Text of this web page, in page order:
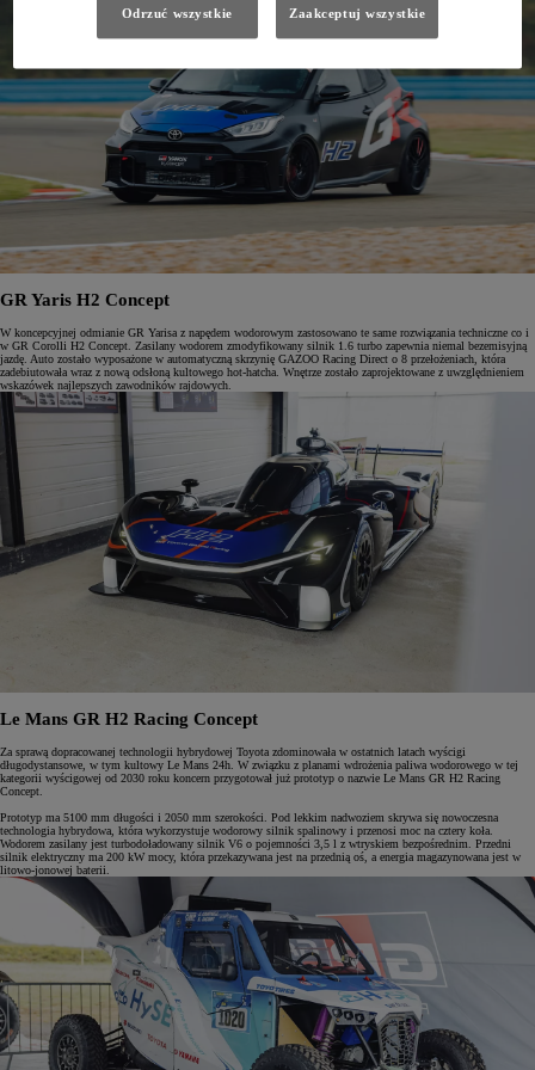
GR Yaris H2 Concept
W koncepcyjnej odmianie GR Yarisa z napędem wodorowym zastosowano te same rozwiązania techniczne co i
w GR Corolli H2 Concept. Zasilany wodorem zmodyfikowany silnik 1.6 turbo zapewnia niemal bezemisyjną
jazdę. Auto zostało wyposażone w automatyczną skrzynię GAZOO Racing Direct o 8 przełożeniach, która
zadebiutowała wraz z nową odsłoną kultowego hot-hatcha. Wnętrze zostało zaprojektowane z uwzględnieniem
wskazówek najlepszych zawodników rajdowych.
Le Mans GR H2 Racing Concept
Za sprawą dopracowanej technologii hybrydowej Toyota zdominowała w ostatnich latach wyścigi
długodystansowe, w tym kultowy Le Mans 24h. W związku z planami wdrożenia paliwa wodorowego w tej
kategorii wyścigowej od 2030 roku koncern przygotował już prototyp o nazwie Le Mans GR H2 Racing
Concept.
Prototyp ma 5100 mm długości i 2050 mm szerokości. Pod lekkim nadwoziem skrywa się nowoczesna
technologia hybrydowa, która wykorzystuje wodorowy silnik spalinowy i przenosi moc na cztery koła.
Wodorem zasilany jest turbodoładowany silnik V6 o pojemności 3,5 l z wtryskiem bezpośrednim. Przedni
silnik elektryczny ma 200 kW mocy, która przekazywana jest na przednią oś, a energia magazynowana jest w
litowo-jonowej baterii.
Odrzuć wszystkie Zaakceptuj wszystkie